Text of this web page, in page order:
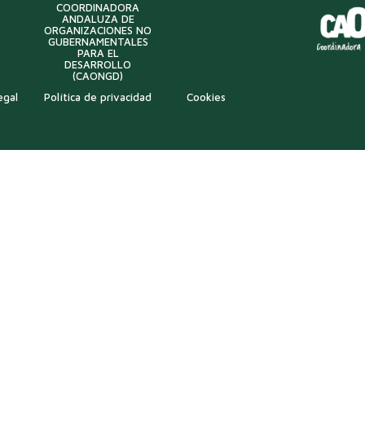
COORDINADORA
ANDALUZA DE
ORGANIZACIONES NO
GUBERNAMENTALES
PARA EL
DESARROLLO
(CAONGD)
Política de privacidad Cookies